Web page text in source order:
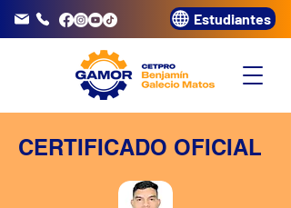
3320072 Estudiantes
CERTIFICADO OFICIAL